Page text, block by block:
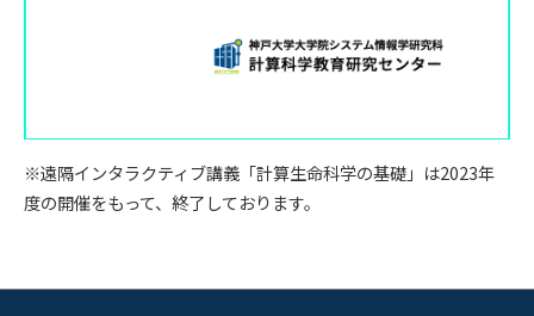
※遠隔インタラクティブ講義「計算生命科学の基礎」は2023年
度の開催をもって、終了しております。